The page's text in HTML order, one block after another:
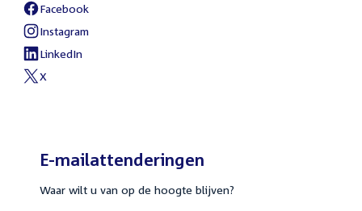
External
link:
Facebook
External
link:
Instagram
External
link:
LinkedIn
External
X
E-mailattenderingen
Waar wilt u van op de hoogte blijven?